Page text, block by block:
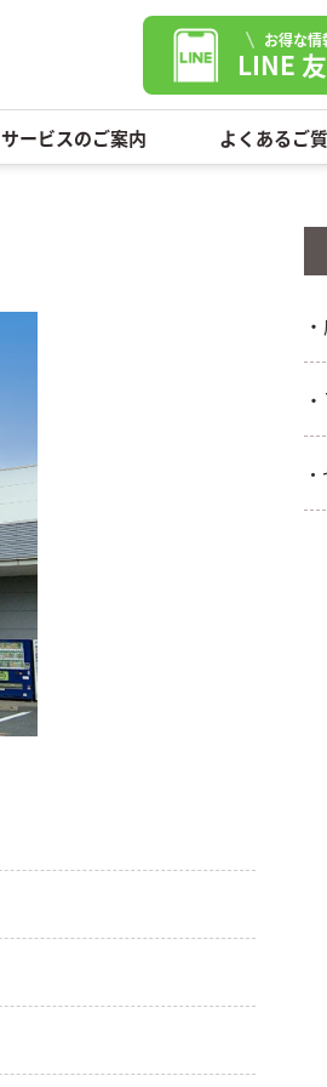
お得な情
LINE
サービスのご案内 よくあるご